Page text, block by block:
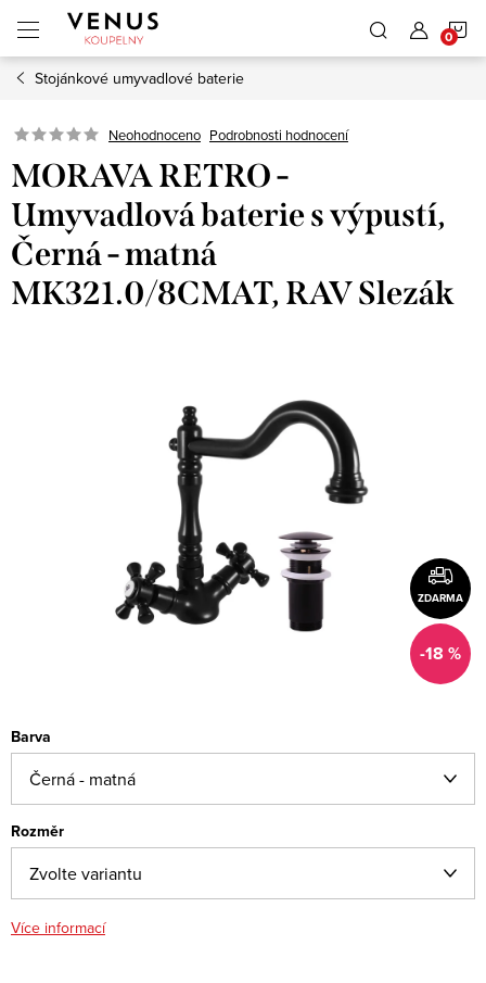
obsah
Stojánkové umyvadlové baterie
Neohodnoceno Podrobnosti hodnocení
MORAVA RETRO -
Umyvadlová baterie s výpustí,
Černá - matná
MK321.0/8CMAT, RAV Slezák
ZDARMA
-18 %
Barva
Rozměr
Více informací